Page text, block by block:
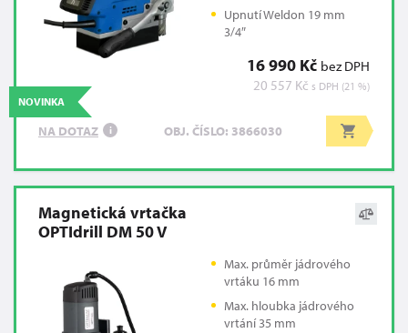
Upnutí Weldon 19 mm
3/4″
16 990 Kč bez DPH
20 557 Kč s DPH (21 %)
NOVINKA
NA DOTAZ i OBJ. ČÍSLO: 3866030
Magnetická vrtačka
OPTIdrill DM 50 V
Max. průměr jádrového
vrtáku 16 mm
Max. hloubka jádrového
vrtání 35 mm